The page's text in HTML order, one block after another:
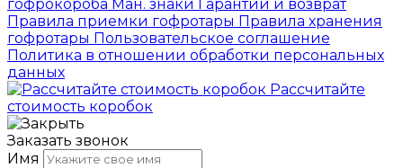
гофрокороба Ман. знаки Гарантии и возврат
Правила приемки гофротары Правила хранения
гофротары Пользовательское соглашение
Политика в отношении обработки персональных
данных
Рассчитайте
стоимость коробок
Заказать звонок
Имя